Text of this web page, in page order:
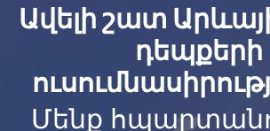
Ավելի շատ
դեպքերի
Մենք